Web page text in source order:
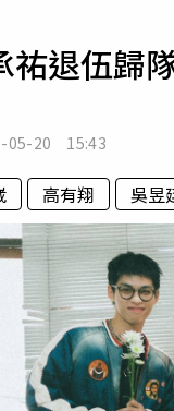
專欄
祐退伍歸
05-20 15:43
高有翔 吳昱